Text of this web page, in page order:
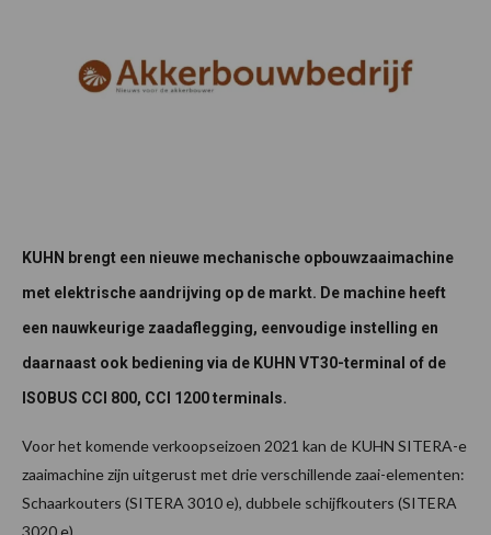
KUHN brengt een nieuwe mechanische opbouwzaaimachine
met elektrische aandrijving op de markt. De machine heeft
een nauwkeurige zaadaflegging, eenvoudige instelling en
daarnaast ook bediening via de KUHN VT30-terminal of de
ISOBUS CCI 800, CCI 1200 terminals.
Voor het komende verkoopseizoen 2021 kan de KUHN SITERA-e
zaaimachine zijn uitgerust met drie verschillende zaai-elementen:
Schaarkouters (SITERA 3010 e), dubbele schijfkouters (SITERA
3020 e)